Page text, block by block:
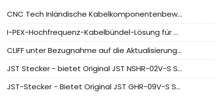
CNC Tech Inländische Kabelkomponentenbewertung und Massenproduktionsanpassungsanleitung
I-PEX-Hochfrequenz-Kabelbündel-Lösung für die heimische Produktion analysiert
CLIFF unter Bezugnahme auf die Aktualisierung der chinesischen Stecker-Testnormen
JST Stecker - bietet Original JST NSHR-02V-S Stecker und Ersatzteile an
JST-Stecker - Bietet Original JST GHR-09V-S Stecker und Ersatzteile an